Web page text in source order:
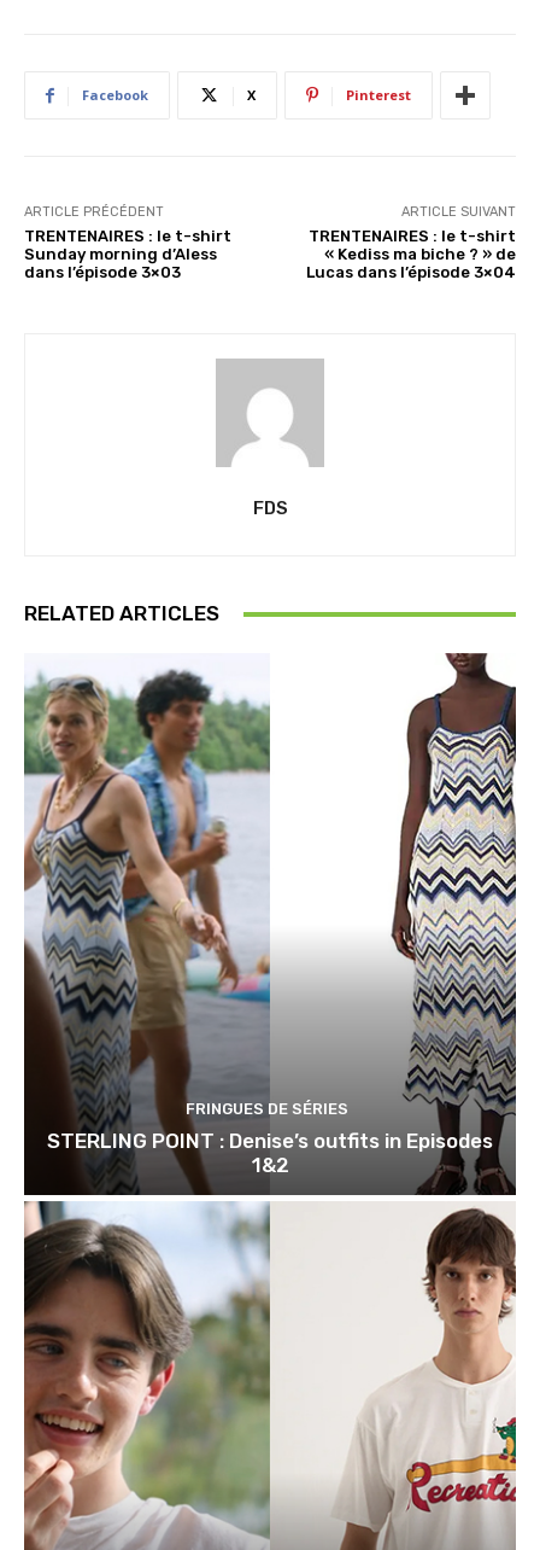
t
Facebook X Pinterest
ARTICLE PRÉCÉDENT
TRENTENAIRES : le t-shirt
Sunday morning d’Aless
dans l’épisode 3×03
ARTICLE SUIVANT
TRENTENAIRES : le t-shirt
« Kediss ma biche ? » de
Lucas dans l’épisode 3×04
FDS
RELATED ARTICLES
FRINGUES DE SÉRIES
STERLING POINT : Denise’s outfits in Episodes
1&2